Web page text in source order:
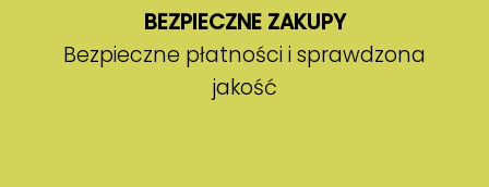
BEZPIECZNE ZAKUPY
Bezpieczne płatności i sprawdzona
jakość